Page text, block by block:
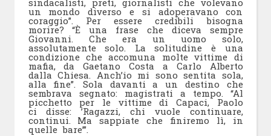
un mondo diverso e si adoperavano con
coraggio”. Per essere credibili bisogna
morire? “È una frase che diceva sempre
Giovanni. Che era un uomo solo,
assolutamente solo. La solitudine è una
condizione che accomuna molte vittime di
mafia, da Gaetano Costa a Carlo Alberto
dalla Chiesa. Anch’io mi sono sentita sola,
alla fine”. Sola davanti a un destino che
sembrava segnato: magistrati a tempo. “Al
picchetto per le vittime di Capaci, Paolo
ci disse: ’Ragazzi, chi vuole continuare,
continui. Ma sappiate che finiremo lì, in
quelle bare’”.